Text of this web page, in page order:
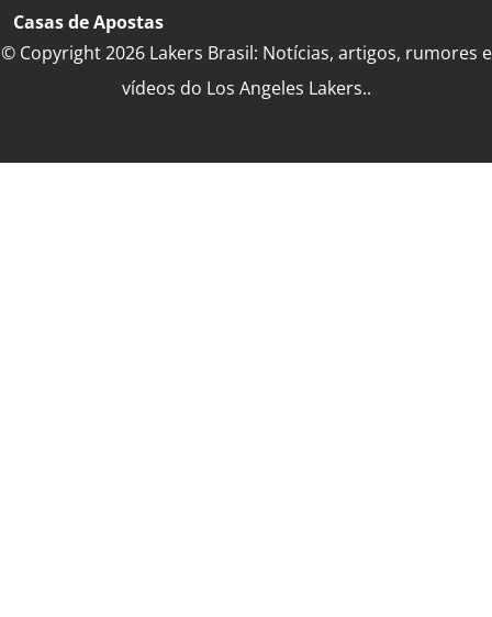
Casas de Apostas
© Copyright 2026 Lakers Brasil: Notícias, artigos, rumores e
vídeos do Los Angeles Lakers..